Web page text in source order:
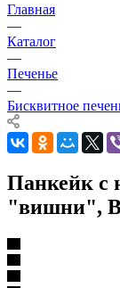
Главная
—
Каталог
—
Печенье
—
Бисквитное
Панкейк с
"вишни",